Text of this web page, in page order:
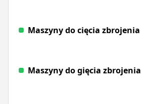
Maszyny do cięcia zbrojenia
Maszyny do gięcia zbrojenia